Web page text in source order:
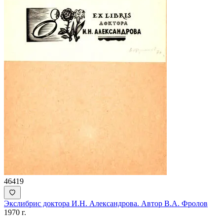
46419
Экслибрис доктора И.Н. Александрова. Автор В.А. Фролов
1970 г.